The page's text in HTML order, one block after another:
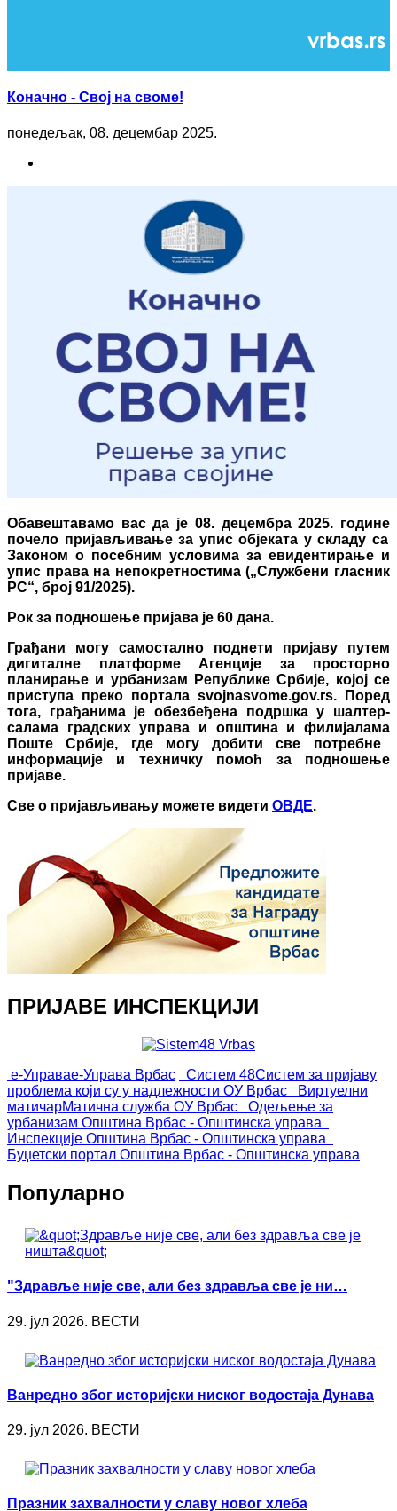
Коначно - Свој на своме!
понедељак, 08. децембар 2025.
Обавештавамо вас да је 08. децембра2025. године
почело пријављивање за упис објеката у складу са
Законом о посебним условима за евидентирање и
упис права на непокретностима(„Службени гласник
РС“, број 91/2025).
Рок за подношење пријава је 60 дана.
Грађани могу самостално поднети пријаву путем
дигиталне платформе Агенције за просторно
планирање и урбанизам Републике Србије, којој се
приступа преко портала svojnasvome.gov.rs. Поред
тога, грађанима је обезбеђена подршка у шалтер-
салама градских управа и општина и филијалама
Поште Србије, где могу добити све потребне
информације и техничку помоћ за подношење
пријаве.
Све о пријављивању можете видети ОВДЕ.
ПРИЈАВЕ ИНСПЕКЦИЈИ
е-Управае-Управа Врбас Систем 48Систем за пријаву
проблема који су у надлежности ОУ Врбас
Виртуелни
матичарМатична служба ОУ Врбас
Одељење за
урбанизам Општина Врбас - Општинска управа
Инспекције Општина Врбас - Општинска управа
Буџетски портал Општина Врбас - Општинска управа
Популарно
"Здравље није све, али без здравља све је ни…
29. јул 2026. ВЕСТИ
Ванредно због историјски ниског водостаја Дунава
29. јул 2026. ВЕСТИ
Празник захвалности у славу новог хлеба